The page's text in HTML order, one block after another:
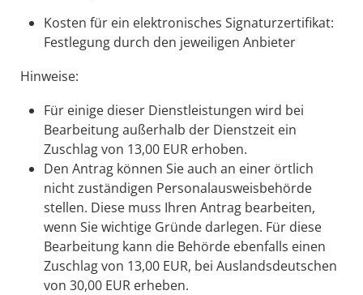
Kosten für ein elektronisches Signaturzertifikat:
Festlegung durch den jeweiligen Anbieter
Hinweise:
Für einige dieser Dienstleistungen wird bei
Bearbeitung außerhalb der Dienstzeit ein
Zuschlag von 13,00 EUR erhoben.
Den Antrag können Sie auch an einer örtlich
nicht zuständigen Personalausweisbehörde
stellen. Diese muss Ihren Antrag bearbeiten,
wenn Sie wichtige Gründe darlegen. Für diese
Bearbeitung kann die Behörde ebenfalls einen
Zuschlag von 13,00 EUR, bei Auslandsdeutschen
von 30,00 EUR erheben.